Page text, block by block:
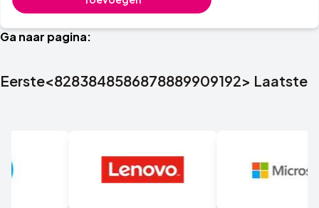
Ga naar pagina:
Eerste<8283848586878889909192> Laatste